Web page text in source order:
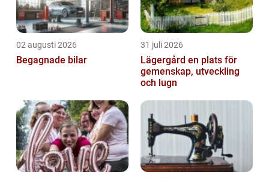
02 augusti 2026
Begagnade bilar
31 juli 2026
Lägergård en plats för
gemenskap, utveckling
och lugn